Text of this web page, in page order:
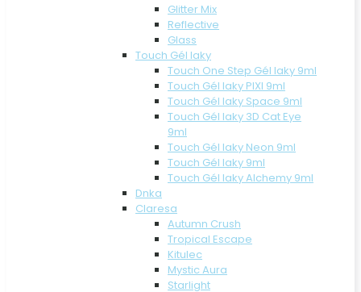
Glitter Mix
Reflective
Glass
Touch Gél laky
Touch One Step Gél laky 9ml
Touch Gél laky PIXI 9ml
Touch Gél laky Space 9ml
Touch Gél laky 3D Cat Eye
9ml
Touch Gél laky Neon 9ml
Touch Gél laky 9ml
Touch Gél laky Alchemy 9ml
Dnka
Claresa
Autumn Crush
Tropical Escape
Kitulec
Mystic Aura
Starlight